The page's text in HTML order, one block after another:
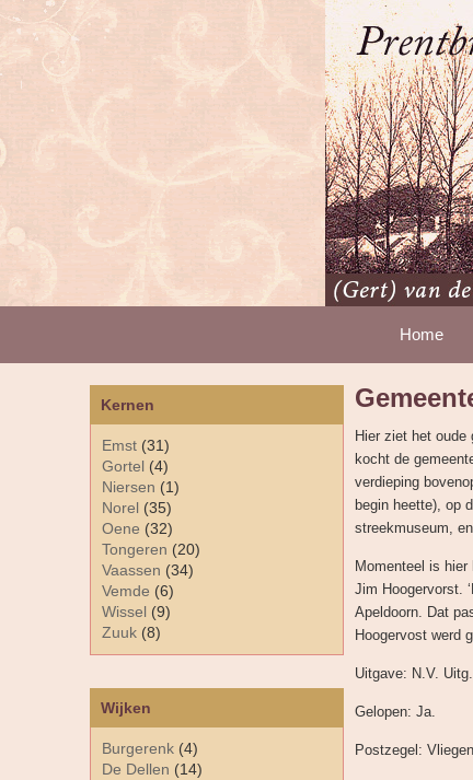
Home
Kernen
Emst (31)
Gortel (4)
Niersen (1)
Norel (35)
Oene (32)
Tongeren (20)
Vaassen (34)
Vemde (6)
Wissel (9)
Zuuk (8)
Wijken
Burgerenk (4)
De Dellen (14)
Hier ziet het
kocht de
verdieping
begin heette), op
streekmuseum,
Momenteel is
Jim Hoogervorst.
Apeldoorn. Dat
Hoogervost werd
Uitgave: N.V.
Gelopen: Ja.
Postzegel: